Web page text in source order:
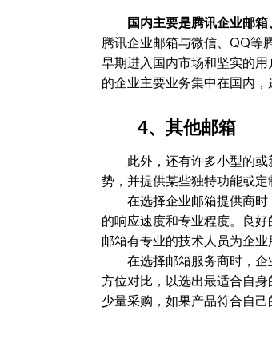
国内主要是腾讯企业邮
腾讯企业邮箱与微信、QQ等
早期进入国内市场和坚实的
的企业主要业务集中在国内，
4、其他邮箱
此外，还有许多小型的或
势，并提供某些独特功能或
在选择企业邮箱提供商时
的响应速度和专业程度。良
邮箱有专业的技术人员为企
在选择邮箱服务商时，企
方位对比，以选出最适合自
少量采购，如果产品符合自己